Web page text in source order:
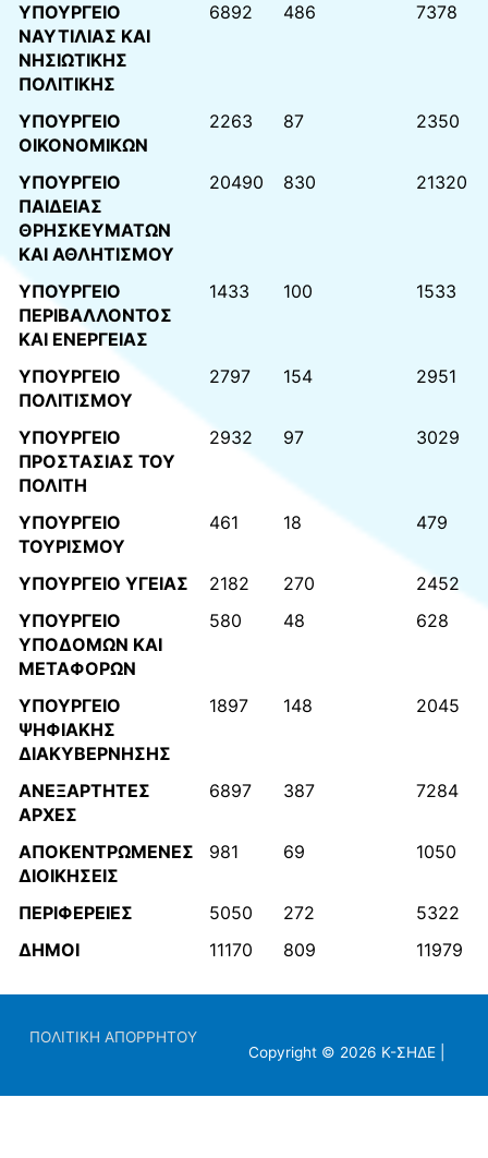
ΥΠΟΥΡΓΕΙΟ
ΝΑΥΤΙΛΙΑΣ ΚΑΙ
ΝΗΣΙΩΤΙΚΗΣ
ΠΟΛΙΤΙΚΗΣ
6892 486 7378
ΥΠΟΥΡΓΕΙΟ
ΟΙΚΟΝΟΜΙΚΩΝ
2263 87 2350
ΥΠΟΥΡΓΕΙΟ
ΠΑΙΔΕΙΑΣ
ΘΡΗΣΚΕΥΜΑΤΩΝ
ΚΑΙ ΑΘΛΗΤΙΣΜΟΥ
20490 830 21320
ΥΠΟΥΡΓΕΙΟ
ΠΕΡΙΒΑΛΛΟΝΤΟΣ
ΚΑΙ ΕΝΕΡΓΕΙΑΣ
1433 100 1533
ΥΠΟΥΡΓΕΙΟ
ΠΟΛΙΤΙΣΜΟΥ
2797 154 2951
ΥΠΟΥΡΓΕΙΟ
ΠΡΟΣΤΑΣΙΑΣ ΤΟΥ
ΠΟΛΙΤΗ
2932 97 3029
ΥΠΟΥΡΓΕΙΟ
ΤΟΥΡΙΣΜΟΥ
461 18 479
ΥΠΟΥΡΓΕΙΟ ΥΓΕΙΑΣ 2182 270
2452
ΥΠΟΥΡΓΕΙΟ
ΥΠΟΔΟΜΩΝ ΚΑΙ
ΜΕΤΑΦΟΡΩΝ
580 48 628
ΥΠΟΥΡΓΕΙΟ
ΨΗΦΙΑΚΗΣ
ΔΙΑΚΥΒΕΡΝΗΣΗΣ
1897 148 2045
ΑΝΕΞΑΡΤΗΤΕΣ
ΑΡΧΕΣ
6897 387 7284
ΑΠΟΚΕΝΤΡΩΜΕΝΕΣ
ΔΙΟΙΚΗΣΕΙΣ
981 69 1050
ΠΕΡΙΦΕΡΕΙΕΣ 5050 272
5322
ΔΗΜΟΙ
11170 809 11979
ΠΟΛΙΤΙΚΗ ΑΠΟΡΡΗΤΟΥ
Copyright © 2026 K-ΣΗΔΕ|